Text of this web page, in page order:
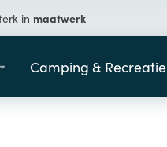
in maatwerk
Camping & Recreatie